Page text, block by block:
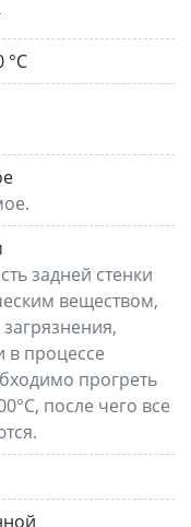
°C
задней стенки
веществом,
в процессе
прогреть
после чего все